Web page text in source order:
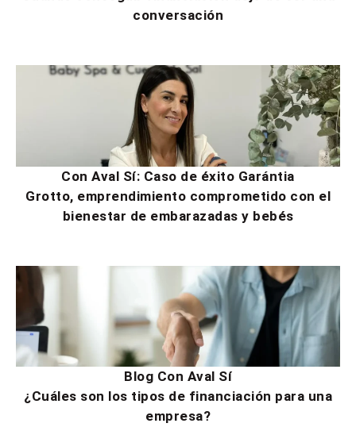
conversación
Con Aval Sí: Caso de éxito Garántia
Grotto, emprendimiento comprometido con el
bienestar de embarazadas y bebés
Blog Con Aval Sí
¿Cuáles son los tipos de financiación para una
empresa?